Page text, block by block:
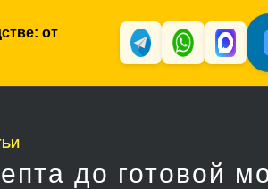
от
до готовой